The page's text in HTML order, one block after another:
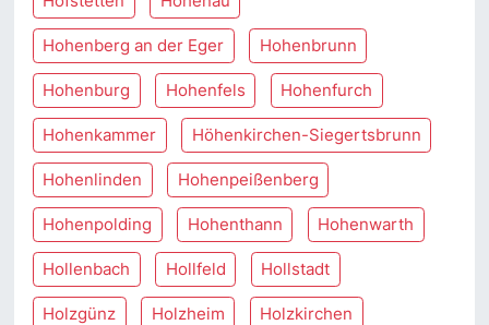
Hohenberg an der Eger Hohenbrunn
Hohenburg Hohenfels Hohenfurch
Hohenkammer Höhenkirchen-Siegertsbrunn
Hohenlinden Hohenpeißenberg
Hohenpolding Hohenthann Hohenwarth
Hollenbach Hollfeld Hollstadt
Holzgünz Holzheim Holzkirchen